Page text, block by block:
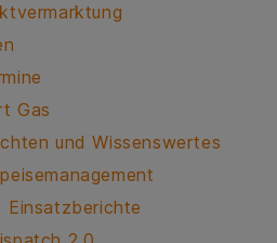
Gas
und Wissenswertes
Einsatzberichte